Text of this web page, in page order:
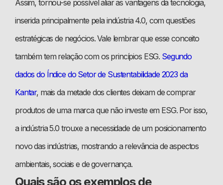
Assim, tornou-se possível aliar as vantagens da tecnologia,
inserida principalmente pela indústria 4.0, com questões
estratégicas de negócios. Vale lembrar que esse conceito
também tem relação com os princípios ESG. Segundo
dados do Índice do Setor de Sustentabilidade 2023 da
Kantar, mais da metade dos clientes deixam de comprar
produtos de uma marca que não investe em ESG. Por isso,
a indústria 5.0 trouxe a necessidade de um posicionamento
novo das indústrias, mostrando a relevância de aspectos
ambientais, sociais e de governança.
Quais são os exemplos de